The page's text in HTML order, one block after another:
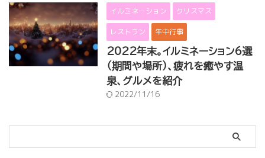
イルミネーション クリスマス
レストラン
年中行事
2022年末。イルミネーション6選
（期間や場所）、疲れを癒やす温
泉、グルメを紹介
2022/11/16